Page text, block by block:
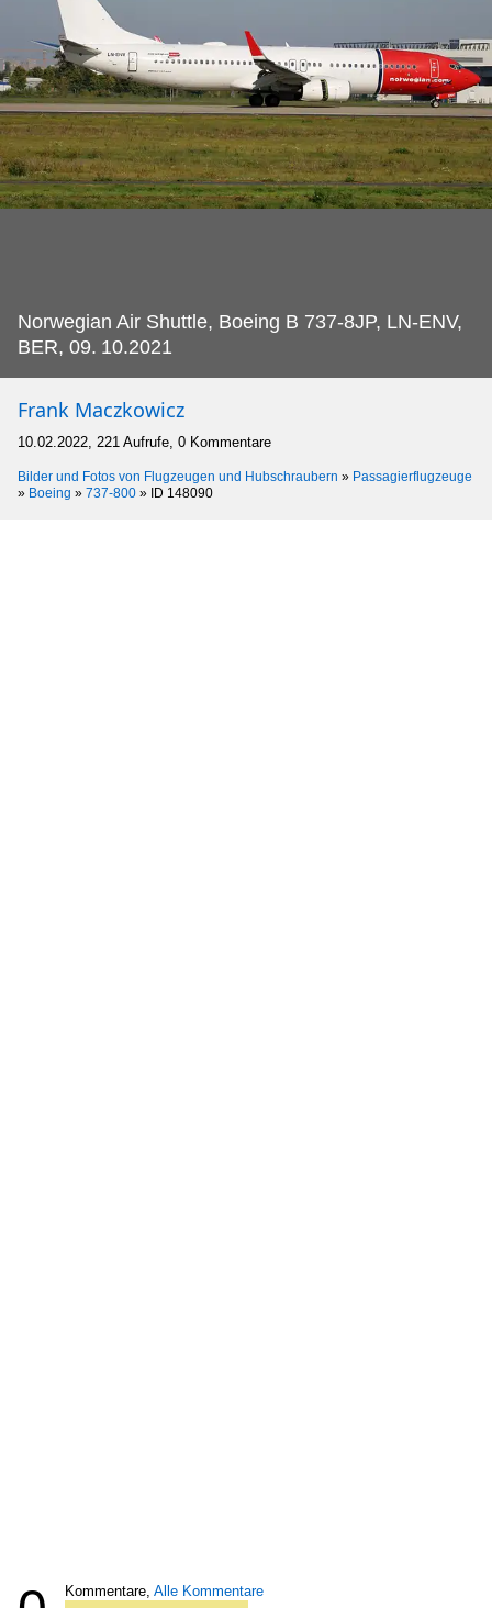
Norwegian Air Shuttle, Boeing B 737-8JP, LN-ENV,
BER, 09. 10.2021
Frank Maczkowicz
10.02.2022, 221 Aufrufe, 0 Kommentare
Bilder und Fotos von Flugzeugen und Hubschraubern » Passagierflugzeuge
» Boeing » 737-800 » ID 148090
Kommentare, Alle Kommentare